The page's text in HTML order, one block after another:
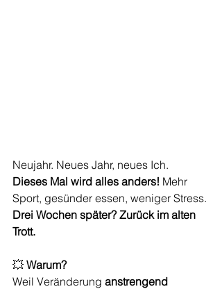
Neujahr. Neues Jahr, neues Ich.
Dieses Mal wird alles anders! Mehr
Sport, gesünder essen, weniger Stress.
Drei Wochen später? Zurück im alten
Trott.
💥 Warum?
Weil Veränderung anstrengend